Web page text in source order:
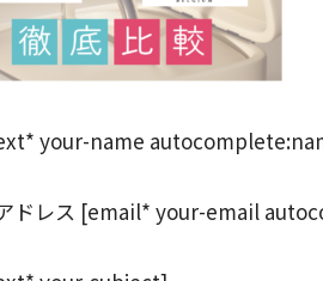
your-name
ドレス [email* your-email